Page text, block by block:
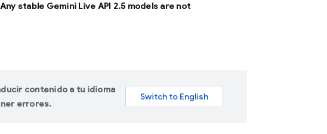
stable Gemini Live API 2.5 models are not
contenido a tu idioma
errores.